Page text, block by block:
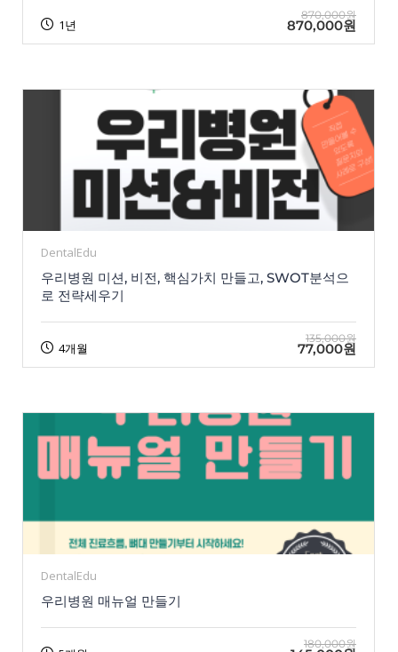
1년
870,000원
870,000원
DentalEdu
우리병원 미션, 비전, 핵심가치 만들고, SWOT분석으
로 전략세우기
4개월
135,000원
77,000원
DentalEdu
우리병원 매뉴얼 만들기
180,000원